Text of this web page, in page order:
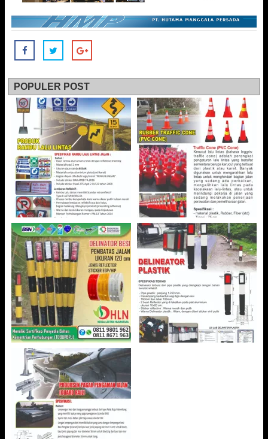
POPULER POST